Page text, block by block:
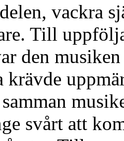
vackra
Till
den
krävde
svårt att